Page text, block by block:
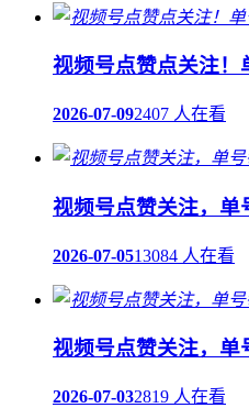
视频号点赞点关注！
2026-07-092407 人在看
视频号点赞关注，单
2026-07-0513084 人在看
视频号点赞关注，单
2026-07-032819 人在看